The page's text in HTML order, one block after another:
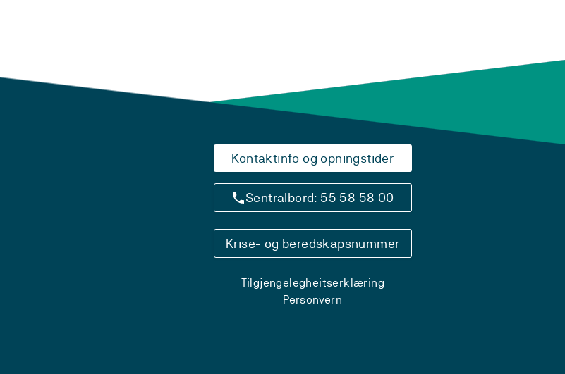
Kontaktinfo og opningstider
Sentralbord: 55 58 58 00
Krise- og beredskapsnummer
Tilgjengelegheitserklæring
Personvern